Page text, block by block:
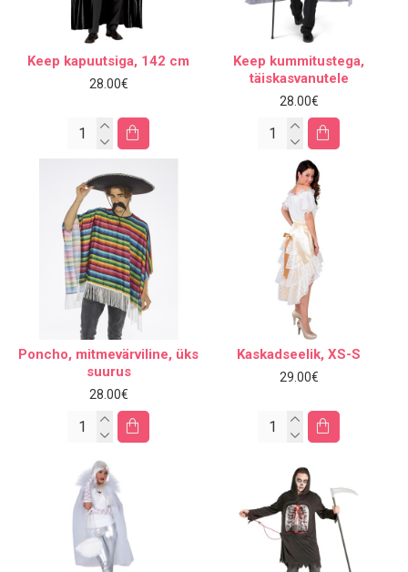
Keep kapuutsiga, 142 cm
28.00€
Keep kummitustega,
täiskasvanutele
28.00€
Poncho, mitmevärviline, üks
suurus
28.00€
Kaskadseelik, XS-S
29.00€